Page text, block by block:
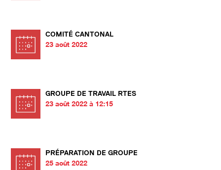
COMITÉ CANTONAL
23 août 2022
GROUPE DE TRAVAIL RTES
23 août 2022 à 12:15
PRÉPARATION DE GROUPE
25 août 2022